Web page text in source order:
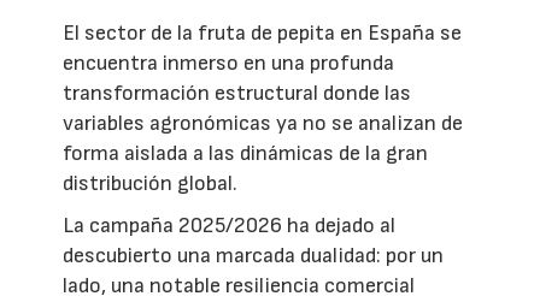
El sector de la fruta de pepita en España se
encuentra inmerso en una profunda
transformación estructural donde las
variables agronómicas ya no se analizan de
forma aislada a las dinámicas de la gran
distribución global.
La campaña 2025/2026 ha dejado al
descubierto una marcada dualidad: por un
lado, una notable resiliencia comercial